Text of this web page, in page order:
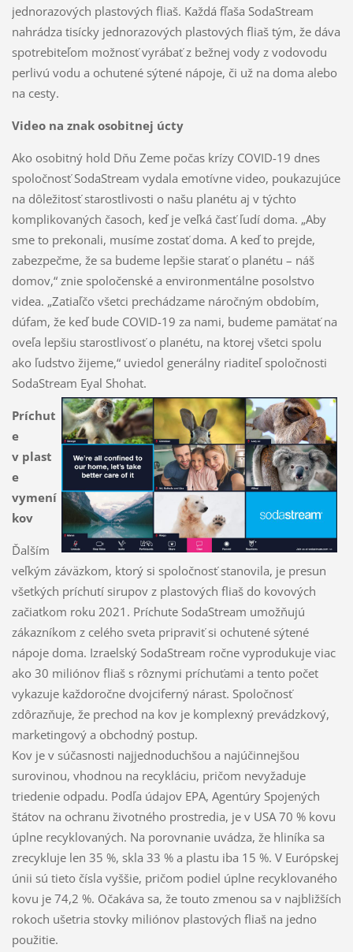
jednorazových plastových fliaš. Každá fľaša SodaStream
nahrádza tisícky jednorazových plastových fliaš tým, že dáva
spotrebiteľom možnosť vyrábať z bežnej vody z vodovodu
perlivú vodu a ochutené sýtené nápoje, či už na doma alebo
na cesty.
Video na znak osobitnej úcty
Ako osobitný hold Dňu Zeme počas krízy COVID-19 dnes
spoločnosť SodaStream vydala emotívne video, poukazujúce
na dôležitosť starostlivosti o našu planétu aj v týchto
komplikovaných časoch, keď je veľká časť ľudí doma. „Aby
sme to prekonali, musíme zostať doma. A keď to prejde,
zabezpečme, že sa budeme lepšie starať o planétu – náš
domov,“ znie spoločenské a environmentálne posolstvo
videa. „Zatiaľčo všetci prechádzame náročným obdobím,
dúfam, že keď bude COVID-19 za nami, budeme pamätať na
oveľa lepšiu starostlivosť o planétu, na ktorej všetci spolu
ako ľudstvo žijeme,“ uviedol generálny riaditeľ spoločnosti
SodaStream Eyal Shohat.
Príchut
e
v plast
e
vymení
kov
Ďalším
veľkým záväzkom, ktorý si spoločnosť stanovila, je presun
všetkých príchutí sirupov z plastových fliaš do kovových
začiatkom roku 2021. Príchute SodaStream umožňujú
zákazníkom z celého sveta pripraviť si ochutené sýtené
nápoje doma. Izraelský SodaStream ročne vyprodukuje viac
ako 30 miliónov fliaš s rôznymi príchuťami a tento počet
vykazuje každoročne dvojciferný nárast. Spoločnosť
zdôrazňuje, že prechod na kov je komplexný prevádzkový,
marketingový a obchodný postup.
Kov je v súčasnosti najjednoduchšou a najúčinnejšou
surovinou, vhodnou na recykláciu, pričom nevyžaduje
triedenie odpadu. Podľa údajov EPA, Agentúry Spojených
štátov na ochranu životného prostredia, je v USA 70 % kovu
úplne recyklovaných. Na porovnanie uvádza, že hliníka sa
zrecykluje len 35 %, skla 33 % a plastu iba 15 %. V Európskej
únii sú tieto čísla vyššie, pričom podiel úplne recyklovaného
kovu je 74,2 %. Očakáva sa, že touto zmenou sa v najbližších
rokoch ušetria stovky miliónov plastových fliaš na jedno
použitie.